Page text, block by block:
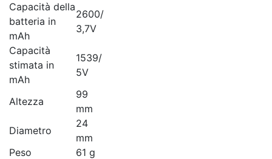
Capacità della
batteria in
mAh
2600/
3,7V
Capacità
stimata in
mAh
1539/
5V
Altezza
99
mm
Diametro
24
mm
Peso
61 g